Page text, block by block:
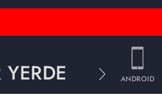
YERDE ANDROID